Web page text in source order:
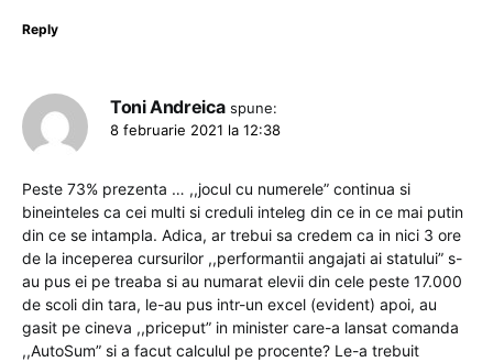
Reply
Toni Andreica spune:
8 februarie 2021 la 12:38
Peste 73% prezenta … ,,jocul cu numerele” continua si
bineinteles ca cei multi si creduli inteleg din ce in ce mai putin
din ce se intampla. Adica, ar trebui sa credem ca in nici 3 ore
de la inceperea cursurilor ,,performantii angajati ai statului” s-
au pus ei pe treaba si au numarat elevii din cele peste 17.000
de scoli din tara, le-au pus intr-un excel (evident) apoi, au
gasit pe cineva ,,priceput” in minister care-a lansat comanda
,,AutoSum” si a facut calculul pe procente? Le-a trebuit